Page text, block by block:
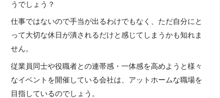
うでしょう？
仕事ではないので手当が出るわけでもなく、ただ自分にと
って大切な休日が潰されるだけと感じてしまうかも知れま
せん。
従業員同士や役職者との連帯感・一体感を高めようと様々
なイベントを開催している会社は、アットホームな職場を
目指しているのでしょう。